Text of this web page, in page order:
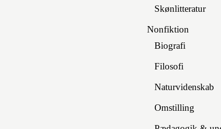
Skønlitteratur
Nonfiktion
Biografi
Filosofi
Naturvidenskab
Omstilling